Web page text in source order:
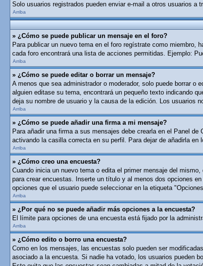
Solo usuarios registrados pueden enviar e-mail a otros usuarios
Arriba
» ¿Cómo se puede publicar un mensaje en el foro?
Para publicar un nuevo tema en el foro regístrate como miembro,
cada foro encontrará una lista de acciones permitidas. Ejemplo:
Arriba
» ¿Cómo se puede editar o borrar un mensaje?
A menos que sea administrador o moderador, solo puede borrar
alguien editase su tema, encontrará un pequeño texto indicando
deja su nombre de usuario y la causa de la edición. Los usuarios
Arriba
» ¿Cómo se puede añadir una firma a mi mensaje?
Para añadir una firma a sus mensajes debe crearla en el Panel
activando la casilla correcta en su perfil. Para dejar de añadirla
Arriba
» ¿Cómo creo una encuesta?
Cuando inicia un nuevo tema o edita el primer mensaje del
para crear encuestas. Inserte un título y al menos dos opciones
opciones que el usuario puede seleccionar en la etiqueta
Arriba
» ¿Por qué no se puede añadir más opciones a la encuesta?
El límite para opciones de una encuesta está fijado por la
Arriba
» ¿Cómo edito o borro una encuesta?
Como en los mensajes, las encuestas solo pueden ser
asociado a la encuesta. Si nadie ha votado, los usuarios pueden